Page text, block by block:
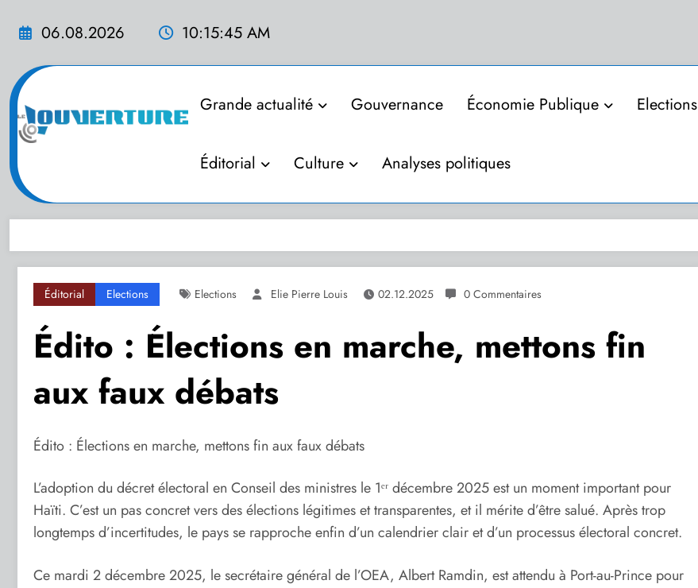
06.08.2026 10:15:46 AM
Grande actualité Gouvernance Économie Publique Elections
Éditorial Culture Analyses politiques
Éditorial Elections Elections Elie Pierre Louis 02.12.2025 0 Commentaires
Édito : Élections en marche, mettons fin
aux faux débats
Édito : Élections en marche, mettons fin aux faux débats
L’adoption du décret électoral en Conseil des ministres le 1ᵉʳ décembre 2025 est un moment important pour
Haïti. C’est un pas concret vers des élections légitimes et transparentes, et il mérite d’être salué. Après trop
longtemps d’incertitudes, le pays se rapproche enfin d’un calendrier clair et d’un processus électoral concret.
Ce mardi 2 décembre 2025, le secrétaire général de l’OEA, Albert Ramdin, est attendu à Port-au-Prince pour